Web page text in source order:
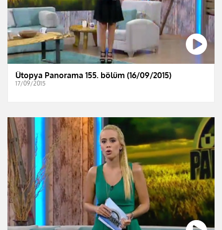
Ütopya Panorama 155. bölüm (16/09/2015)
17/09/2015